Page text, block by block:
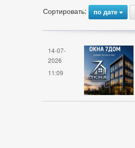
Сортировать: по дате{
14-07-
2026
11:09